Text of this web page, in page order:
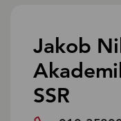
Jakob
SSR